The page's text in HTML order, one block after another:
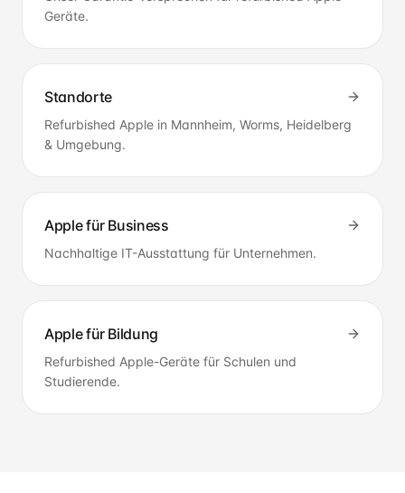
Geräte.
Standorte
Refurbished Apple in Mannheim, Worms, Heidelberg
& Umgebung.
Apple für Business
Nachhaltige IT-Ausstattung für Unternehmen.
Apple für Bildung
Refurbished Apple-Geräte für Schulen und
Studierende.